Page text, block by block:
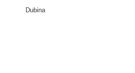
Dubina